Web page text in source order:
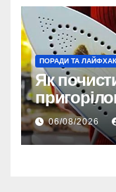
ПОРАДИ ТА
Як
06/08/2026